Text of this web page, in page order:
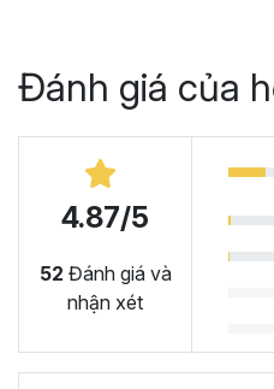
Đánh giá của
4.87/5
52 Đánh giá và
nhận xét